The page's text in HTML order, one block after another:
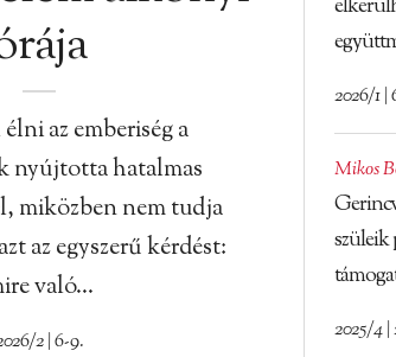
az emberiség a
nyújtotta hatalmas
miközben nem tudja
az egyszerű kérdést:
való…
2 | 6-9.
2026/1 |
Mikos
szüleik
2025/4 |